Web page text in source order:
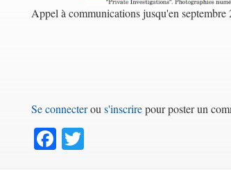
Appel à communications jusqu'en
Se connecterous'inscrirepour poster un
Facebook